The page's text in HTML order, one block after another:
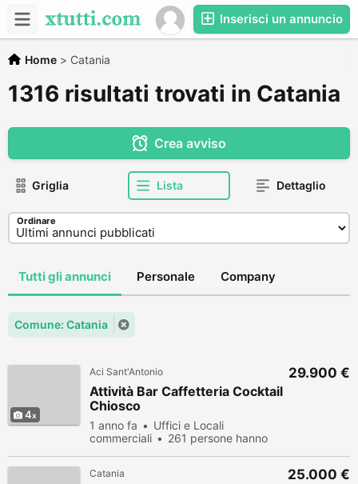
Inserisci un annuncio
Home > Catania
1316 risultati trovati in Catania
Crea avviso
Griglia Lista Dettaglio
Ordinare
Tutti gli annunci Personale Company
Comune: Catania
4
Aci Sant'Antonio
Attività Bar Caffetteria Cocktail
Chiosco
1 anno fa
Uffici e Locali
commerciali
261 persone hanno
29.900 €
Catania 25.000 €